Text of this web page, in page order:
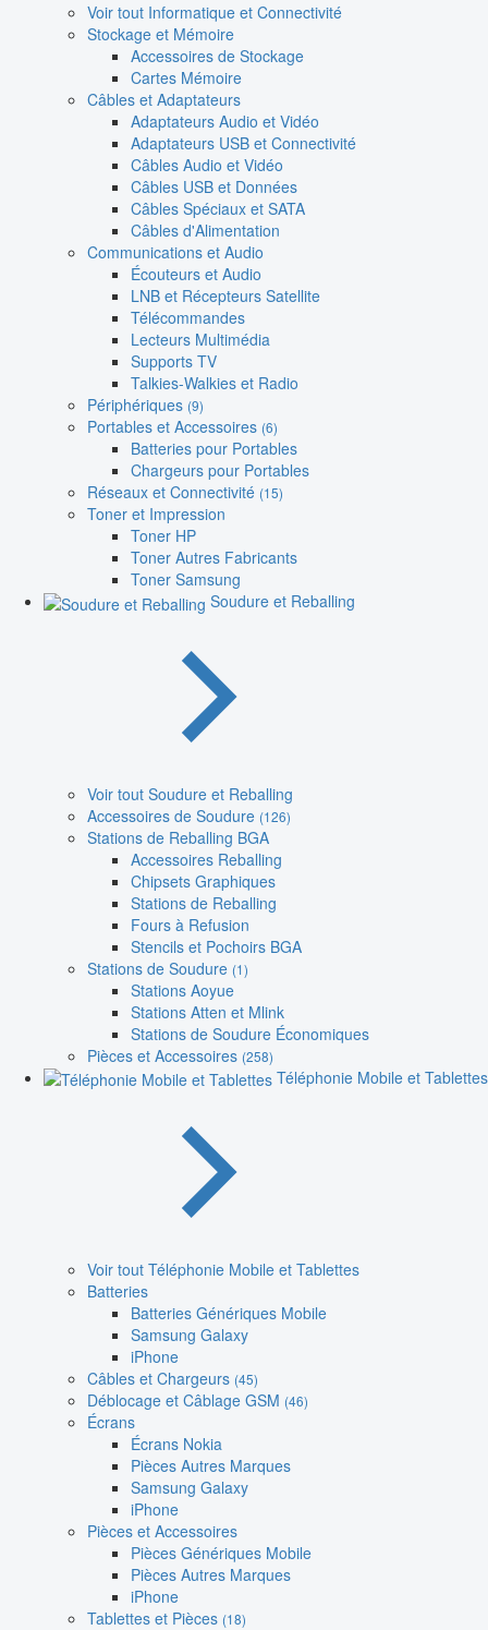
Voir tout Informatique et Connectivité
Stockage et Mémoire
Accessoires de Stockage
Cartes Mémoire
Câbles et Adaptateurs
Adaptateurs Audio et Vidéo
Adaptateurs USB et Connectivité
Câbles Audio et Vidéo
Câbles USB et Données
Câbles Spéciaux et SATA
Câbles d'Alimentation
Communications et Audio
Écouteurs et Audio
LNB et Récepteurs Satellite
Télécommandes
Lecteurs Multimédia
Supports TV
Talkies-Walkies et Radio
Périphériques (9)
Portables et Accessoires (6)
Batteries pour Portables
Chargeurs pour Portables
Réseaux et Connectivité (15)
Toner et Impression
Toner HP
Toner Autres Fabricants
Toner Samsung
Soudure et Reballing
Voir tout Soudure et Reballing
Accessoires de Soudure (126)
Stations de Reballing BGA
Accessoires Reballing
Chipsets Graphiques
Stations de Reballing
Fours à Refusion
Stencils et Pochoirs BGA
Stations de Soudure (1)
Stations Aoyue
Stations Atten et Mlink
Stations de Soudure Économiques
Pièces et Accessoires (258)
Téléphonie Mobile et Tablettes
Voir tout Téléphonie Mobile et Tablettes
Batteries
Batteries Génériques Mobile
Samsung Galaxy
iPhone
Câbles et Chargeurs (45)
Déblocage et Câblage GSM (46)
Écrans
Écrans Nokia
Pièces Autres Marques
Samsung Galaxy
iPhone
Pièces et Accessoires
Pièces Génériques Mobile
Pièces Autres Marques
iPhone
Tablettes et Pièces (18)